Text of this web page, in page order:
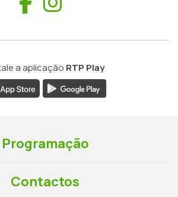
a aplicação RTP Play
Programação
Contactos